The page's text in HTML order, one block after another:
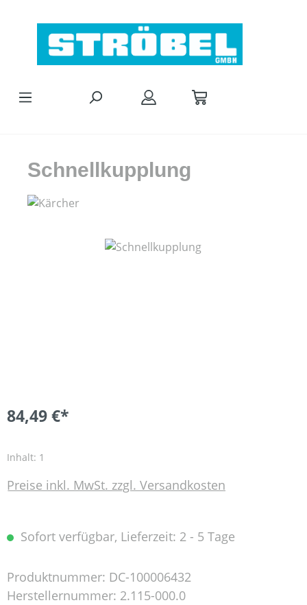
Schnellkupplung
Bildergalerie überspringen
84,49 €*
Inhalt: 1
Preise inkl. MwSt. zzgl. Versandkosten
Sofort verfügbar, Lieferzeit: 2 - 5 Tage
Produktnummer: DC-100006432
Herstellernummer: 2.115-000.0